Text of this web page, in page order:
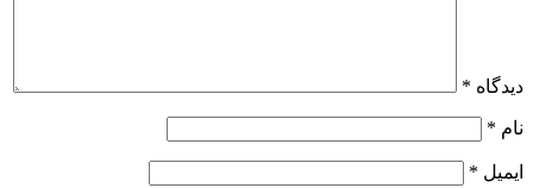
دیدگاه *
نام *
ایمیل *